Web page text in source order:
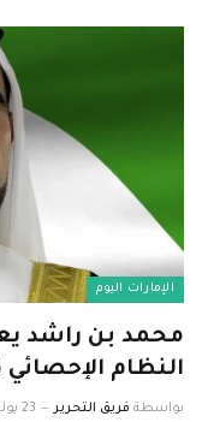
الإمارات اليوم
محمد بن راشد
النظام الإحصائي
بواسطة فريق التحرير 23 يوليو، 2026